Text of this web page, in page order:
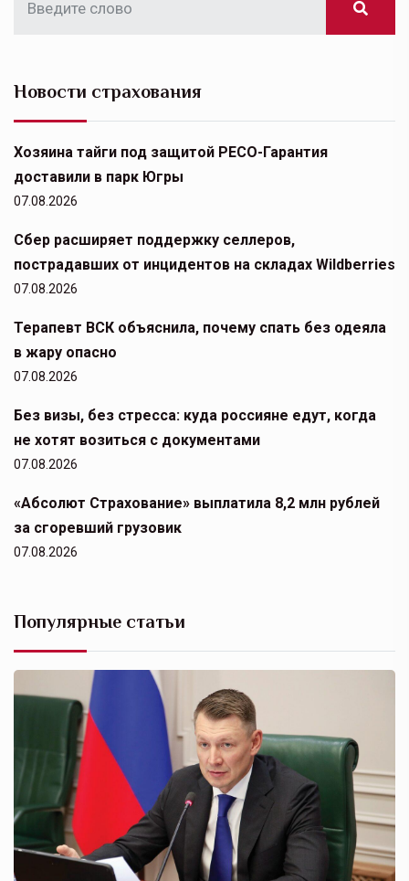
Новости страхования
Хозяина тайги под защитой РЕСО-Гарантия
доставили в парк Югры
07.08.2026
Сбер расширяет поддержку селлеров,
пострадавших от инцидентов на складах Wildberries
07.08.2026
Терапевт ВСК объяснила, почему спать без одеяла
в жару опасно
07.08.2026
Без визы, без стресса: куда россияне едут, когда
не хотят возиться с документами
07.08.2026
«Абсолют Страхование» выплатила 8,2 млн рублей
за сгоревший грузовик
07.08.2026
Популярные статьи